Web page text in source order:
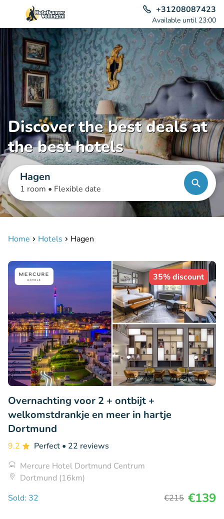
+31208087423
Available until 23:00
Discover the best deals at
the best hotels
Hagen
1 room • Flexible date
Home Hotels Hagen
35% discount
Overnachting voor 2 + ontbijt +
welkomstdrankje en meer in hartje
Dortmund
9.2 Perfect • 22 reviews
Mercure Hotel Dortmund Centrum
Dortmund (16km)
Sold: 32
€215 €139